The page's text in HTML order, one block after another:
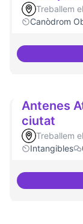
Treballem
Canòdrom
Antenes
ciutat
Treballem
Intangibles